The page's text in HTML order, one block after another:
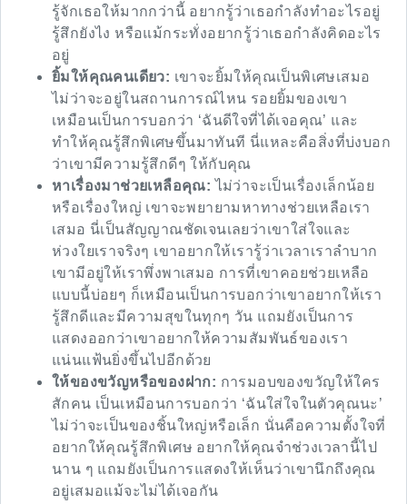
รู้จักเธอให้มากกว่านี้ อยากรู้ว่าเธอกำลังทำอะไรอยู่
รู้สึกยังไง หรือแม้กระทั่งอยากรู้ว่าเธอกำลังคิดอะไร
อยู่
ยิ้มให้คุณคนเดียว: เขาจะยิ้มให้คุณเป็นพิเศษเสมอ
ไม่ว่าจะอยู่ในสถานการณ์ไหน รอยยิ้มของเขา
เหมือนเป็นการบอกว่า ‘ฉันดีใจที่ได้เจอคุณ’ และ
ทำให้คุณรู้สึกพิเศษขึ้นมาทันที นี่แหละคือสิ่งที่บ่งบอก
ว่าเขามีความรู้สึกดีๆ ให้กับคุณ
หาเรื่องมาช่วยเหลือคุณ: ไม่ว่าจะเป็นเรื่องเล็กน้อย
หรือเรื่องใหญ่ เขาจะพยายามหาทางช่วยเหลือเรา
เสมอ นี่เป็นสัญญาณชัดเจนเลยว่าเขาใส่ใจและ
ห่วงใยเราจริงๆ เขาอยากให้เรารู้ว่าเวลาเราลำบาก
เขามีอยู่ให้เราพึ่งพาเสมอ การที่เขาคอยช่วยเหลือ
แบบนี้บ่อยๆ ก็เหมือนเป็นการบอกว่าเขาอยากให้เรา
รู้สึกดีและมีความสุขในทุกๆ วัน แถมยังเป็นการ
แสดงออกว่าเขาอยากให้ความสัมพันธ์ของเรา
แน่นแฟ้นยิ่งขึ้นไปอีกด้วย
ให้ของขวัญหรือของฝาก: การมอบของขวัญให้ใคร
สักคน เป็นเหมือนการบอกว่า ‘ฉันใส่ใจในตัวคุณนะ’
ไม่ว่าจะเป็นของชิ้นใหญ่หรือเล็ก นั่นคือความตั้งใจที่
อยากให้คุณรู้สึกพิเศษ อยากให้คุณจำช่วงเวลานี้ไป
นาน ๆ แถมยังเป็นการแสดงให้เห็นว่าเขานึกถึงคุณ
อยู่เสมอแม้จะไม่ได้เจอกัน